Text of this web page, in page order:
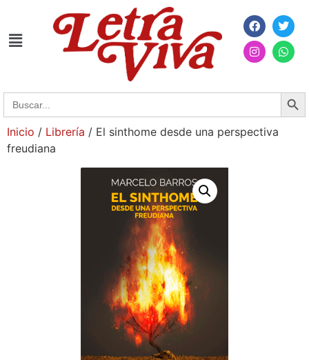
Search
for:
Inicio / Librería / El sinthome desde una perspectiva
freudiana